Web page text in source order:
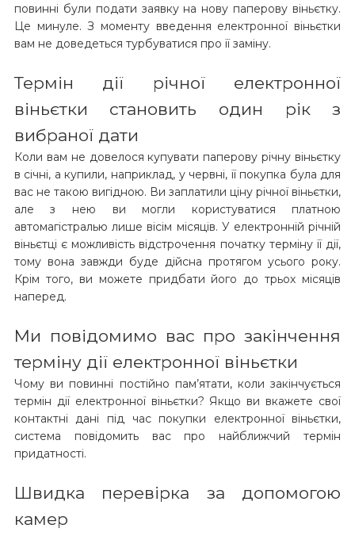
повинні були подати заявку на нову паперову віньєтку.
Це минуле. З моменту введення електронної віньєтки
вам не доведеться турбуватися про її заміну. ​​
Термін дії річної електронної
віньєтки становить один рік з
вибраної дати
Коли вам не довелося купувати паперову річну віньєтку
в січні, а купили, наприклад, у червні, її покупка була для
вас не такою вигідною. Ви заплатили ціну річної віньєтки,
але з нею ви могли користуватися платною
автомагістралью лише вісім місяців. У електронній річній
віньєтці є можливість відстрочення початку терміну її дії,
тому вона завжди буде дійсна протягом усього року.
Крім того, ви можете придбати його до трьох місяців
наперед.
Ми повідомимо вас про закінчення
терміну дії електронної віньєтки
Чому ви повинні постійно пам’ятати, коли закінчується
термін дії електронної віньєтки? Якщо ви вкажете свої
контактні дані під час покупки електронної віньєтки,
система повідомить вас про найближчий термін
придатності.
Швидка перевірка за допомогою
камер